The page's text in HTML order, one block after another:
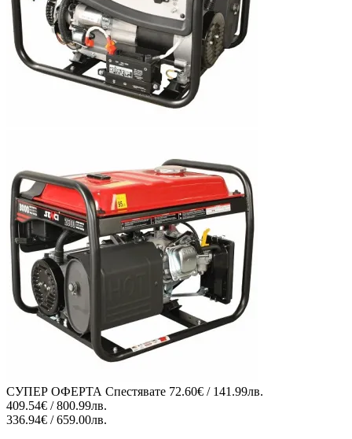
СУПЕР ОФЕРТА Спестявате 72.60€ / 141.99лв.
409.54€ / 800.99лв.
336.94€ / 659.00лв.